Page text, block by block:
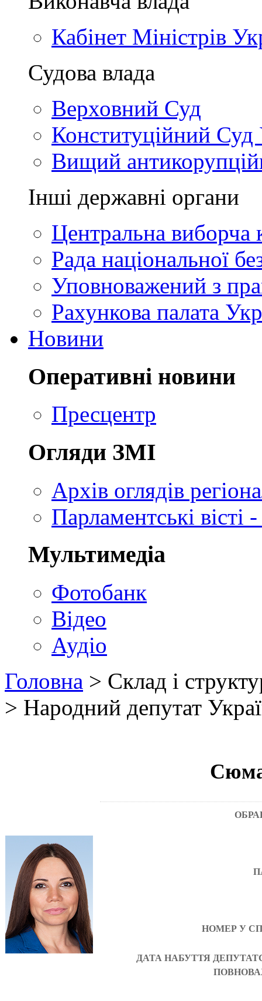
Кабінет Міністрів
Судова влада
Верховний Суд
Конституційний Суд
Вищий
Інші державні органи
Центральна виборча
Рада національної
Уповноважений з
Рахункова палата
Новини
Оперативні новини
Пресцентр
Огляди ЗМІ
Архів оглядів
Парламентські вісті
Мультимедіа
Фотобанк
Відео
Аудіо
Головна > Склад і
> Народний депутат
НОМЕР У
ДАТА НАБУТТЯ